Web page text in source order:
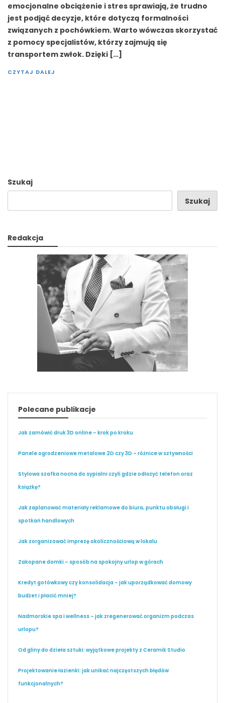
emocjonalne obciążenie i stres sprawiają, że trudno
jest podjąć decyzje, które dotyczą formalności
związanych z pochówkiem. Warto wówczas skorzystać
z pomocy specjalistów, którzy zajmują się
transportem zwłok. Dzięki […]
CZYTAJ DALEJ
Szukaj
Szukaj
Redakcja
Polecane publikacje
Jak zamówić druk 3D online – krok po kroku
Panele ogrodzeniowe metalowe 2D czy 3D – różnice w sztywności
Stylowa szafka nocna do sypialni czyli gdzie odłożyć telefon oraz
książkę?
Jak zaplanować materiały reklamowe do biura, punktu obsługi i
spotkań handlowych
Jak zorganizować imprezę okolicznościową w lokalu
Zakopane domki – sposób na spokojny urlop w górach
Kredyt gotówkowy czy konsolidacja – jak uporządkować domowy
budżet i płacić mniej?
Nadmorskie spa i wellness – jak zregenerować organizm podczas
urlopu?
Od gliny do dzieła sztuki: wyjątkowe projekty z Ceramik Studio
Projektowanie łazienki: jak unikać najczęstszych błędów
funkcjonalnych?